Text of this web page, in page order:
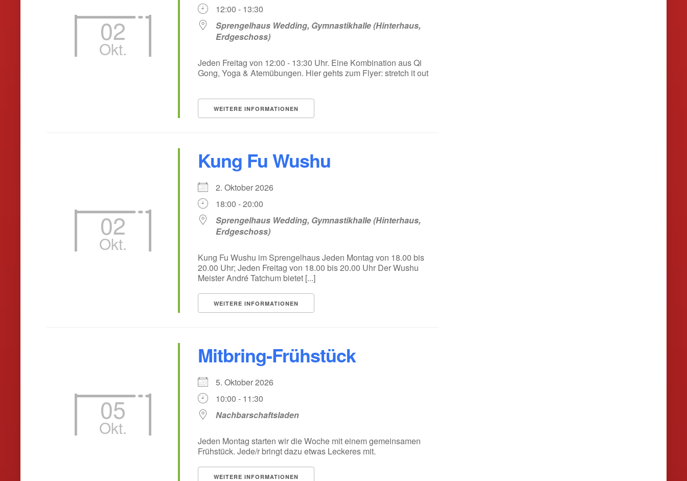
02
Okt.
12:00 - 13:30
Sprengelhaus Wedding, Gymnastikhalle (Hinterhaus,
Erdgeschoss)
Jeden Freitag von 12:00 - 13:30 Uhr. Eine Kombination aus Qi
Gong, Yoga & Atemübungen. Hier gehts zum Flyer: stretch it out
WEITERE INFORMATIONEN
02
Okt.
Kung Fu Wushu
2. Oktober 2026
18:00 - 20:00
Sprengelhaus Wedding, Gymnastikhalle (Hinterhaus,
Erdgeschoss)
Kung Fu Wushu im Sprengelhaus Jeden Montag von 18.00 bis
20.00 Uhr; Jeden Freitag von 18.00 bis 20.00 Uhr Der Wushu
Meister André Tatchum bietet [...]
WEITERE INFORMATIONEN
05
Okt.
Mitbring-Frühstück
5. Oktober 2026
10:00 - 11:30
Nachbarschaftsladen
Jeden Montag starten wir die Woche mit einem gemeinsamen
Frühstück. Jede/r bringt dazu etwas Leckeres mit.
WEITERE INFORMATIONEN